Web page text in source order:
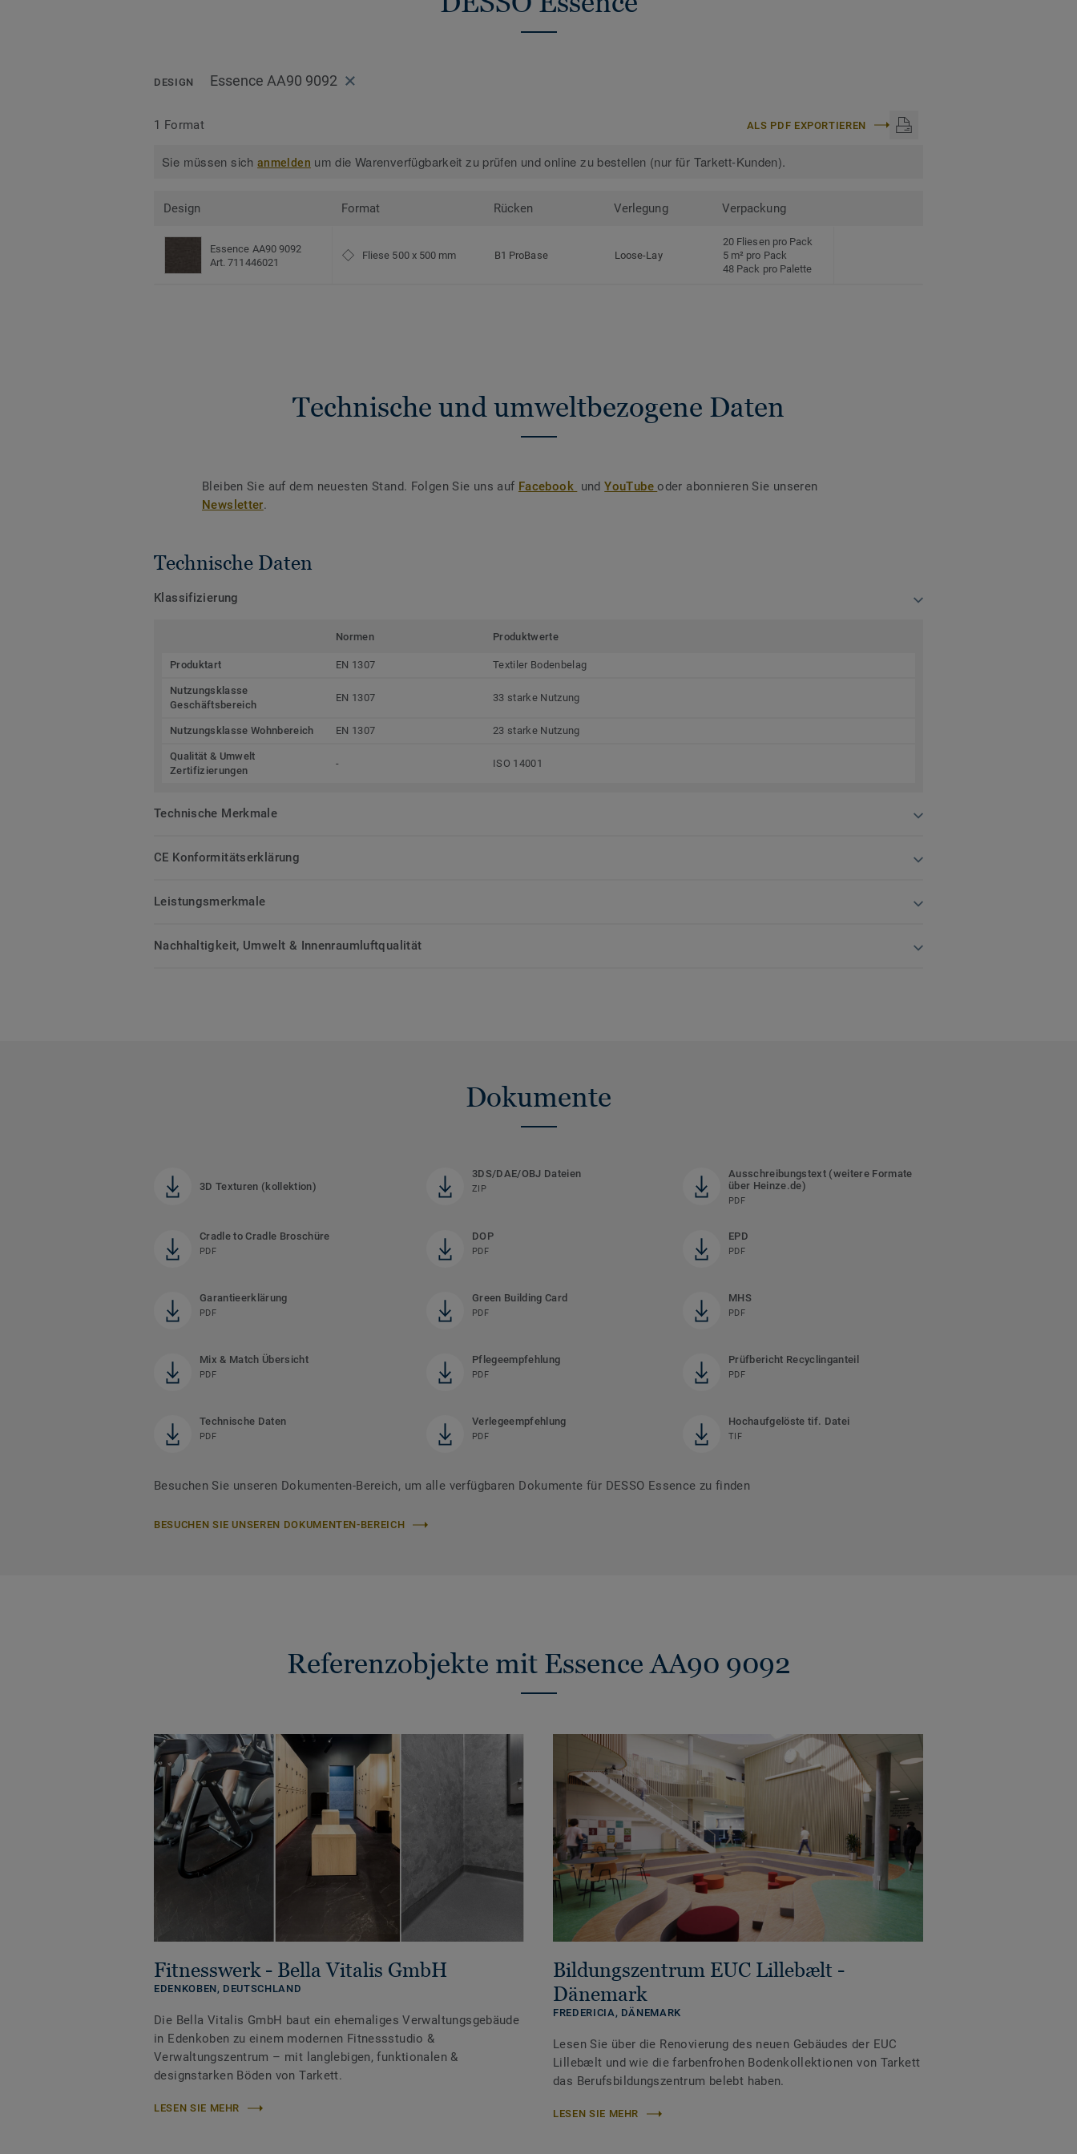
DESIGN Essence AA90 9092
1 Format ALS PDF EXPORTIEREN
Sie müssen sichanmelden um die Warenverfügbarkeit zu prüfen und online zu bestellen (nur für Tarkett-Kunden).
Design Format Rücken Verlegung Verpackung
Essence AA90 9092
Art. 711446021
Fliese 500 x 500 mm B1 ProBase Loose-Lay
20 Fliesen pro Pack
5 m² pro Pack
48 Pack pro Palette
Technische und umweltbezogene Daten
Bleiben Sie auf dem neuesten Stand. Folgen Sie uns auf Facebook undYouTubeoder abonnieren Sie unseren
Newsletter.
Technische Daten
Klassifizierung
Normen Produktwerte
Produktart EN 1307 Textiler Bodenbelag
Nutzungsklasse
Geschäftsbereich
EN 1307 33 starke Nutzung
Nutzungsklasse Wohnbereich EN 1307 23 starke Nutzung
Qualität & Umwelt
Zertifizierungen
- ISO 14001
Technische Merkmale
CE Konformitätserklärung
Leistungsmerkmale
Nachhaltigkeit, Umwelt & Innenraumluftqualität
Dokumente
3D Texturen (kollektion)
3DS/DAE/OBJ Dateien
ZIP
Ausschreibungstext (weitere Formate
über Heinze.de)
PDF
Cradle to Cradle Broschüre
PDF
DOP
PDF
EPD
PDF
Garantieerklärung
PDF
Green Building Card
PDF
MHS
PDF
Mix & Match Übersicht
PDF
Pflegeempfehlung
PDF
Prüfbericht Recyclinganteil
PDF
Technische Daten
PDF
Verlegeempfehlung
PDF
Hochaufgelöste tif. Datei
TIF
Besuchen Sie unseren Dokumenten-Bereich, um alle verfügbaren Dokumente für DESSO Essence zu finden
BESUCHEN SIE UNSEREN DOKUMENTEN-BEREICH
Referenzobjekte mit Essence AA90 9092
Fitnesswerk - Bella Vitalis GmbH
EDENKOBEN, DEUTSCHLAND
Die Bella Vitalis GmbH baut ein ehemaliges Verwaltungsgebäude
in Edenkoben zu einem modernen Fitnessstudio &
Verwaltungszentrum – mit langlebigen, funktionalen &
designstarken Böden von Tarkett.
LESEN SIE MEHR
Bildungszentrum EUC Lillebælt -
Dänemark
FREDERICIA, DÄNEMARK
Lesen Sie über die Renovierung des neuen Gebäudes der EUC
Lillebælt und wie die farbenfrohen Bodenkollektionen von Tarkett
das Berufsbildungszentrum belebt haben.
LESEN SIE MEHR